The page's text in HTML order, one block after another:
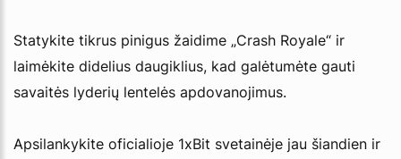
Statykite tikrus pinigus žaidime „Crash Royale“ ir
laimėkite didelius daugiklius, kad galėtumėte gauti
savaitės lyderių lentelės apdovanojimus.
Apsilankykite oficialioje 1xBit svetainėje jau šiandien ir